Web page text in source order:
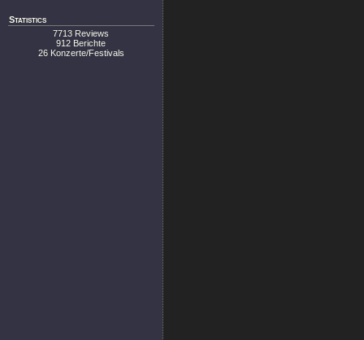
Statistics
7713 Reviews
912 Berichte
26 Konzerte/Festivals